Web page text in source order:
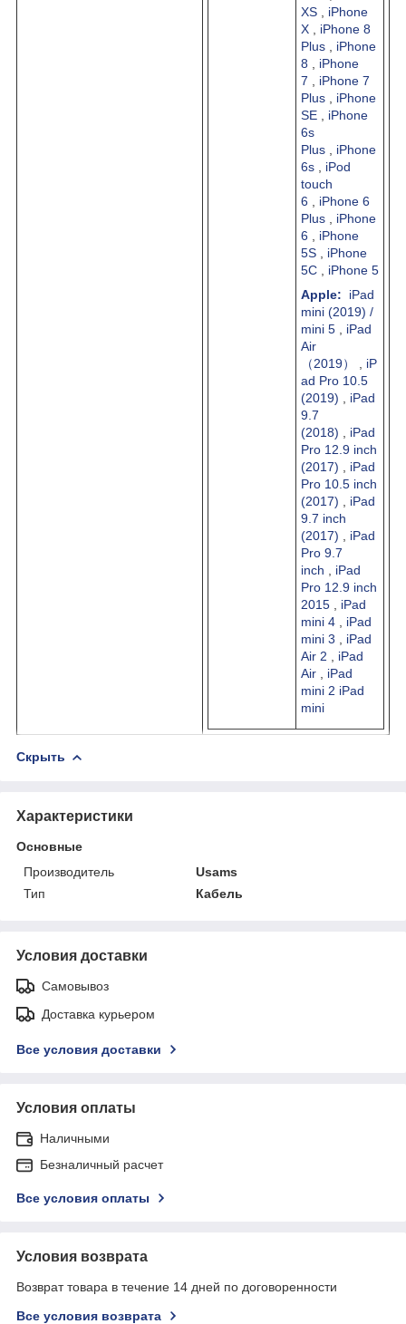
XS
iPhone
X
iPhone 8
Plus
iPhone
8
iPhone
7
iPhone 7
Plus
iPhone
SE
iPhone
6s
Plus
iPhone
6s
iPod
touch
6
iPhone 6
Plus
iPhone
6
iPhone
5S
iPhone
5C
iPhone 5
Apple:
iPad
mini (2019) /
mini 5
iPad
Air
（2019）
iP
ad Pro 10.5
(2019)
iPad
9.7
(2018)
iPad
Pro 12.9 inch
(2017)
iPad
Pro 10.5 inch
(2017)
iPad
9.7 inch
(2017)
iPad
Pro 9.7
inch
iPad
Pro 12.9 inch
2015
iPad
mini 4
iPad
mini 3
iPad
Air 2
iPad
Air
iPad
mini 2 iPad
mini
Скрыть
Характеристики
Основные
Производитель
Usams
Тип
Кабель
Условия доставки
Самовывоз
Доставка курьером
Все условия доставки
Условия оплаты
Наличными
Безналичный расчет
Все условия оплаты
Условия возврата
Возврат товара в течение 14 дней по договоренности
Все условия возврата